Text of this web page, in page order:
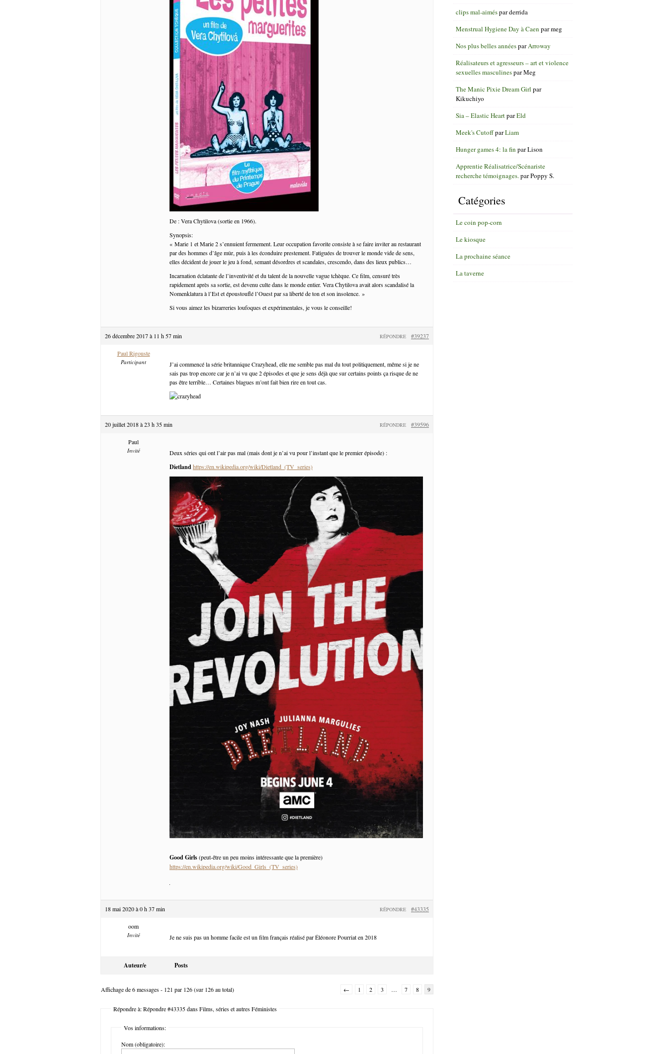
De : Vera Chytilova (sortie en 1966).
Synopsis:
« Marie 1 et Marie 2 s’ennuient fermement. Leur occupation favorite consiste à se faire inviter au restaurant
par des hommes d’âge mûr, puis à les éconduire prestement. Fatiguées de trouver le monde vide de sens,
elles décident de jouer le jeu à fond, semant désordres et scandales, crescendo, dans des lieux publics…
Incarnation éclatante de l’inventivité et du talent de la nouvelle vague tchèque. Ce film, censuré très
rapidement après sa sortie, est devenu culte dans le monde entier. Vera Chytilova avait alors scandalisé la
Nomenklatura à l’Est et époustouflé l’Ouest par sa liberté de ton et son insolence. »
Si vous aimez les bizarreries loufoques et expérimentales, je vous le conseille!
26 décembre 2017 à 11 h 57 min #39237
RÉPONDRE
Paul Rigouste
Participant
J’ai commencé la série britannique Crazyhead, elle me semble pas mal du tout politiquement, même si je ne
sais pas trop encore car je n’ai vu que 2 épisodes et que je sens déjà que sur certains points ça risque de ne
pas être terrible… Certaines blagues m’ont fait bien rire en tout cas.
20 juillet 2018 à 23 h 35 min #39596
RÉPONDRE
Paul
Invité Deux séries qui ont l’air pas mal (mais dont je n’ai vu pour l’instant que le premier épisode) :
Dietlandhttps://en.wikipedia.org/wiki/Dietland_(TV_series)
Good Girls(peut-être un peu moins intéressante que la première)
https://en.wikipedia.org/wiki/Good_Girls_(TV_series)
18 mai 2020 à 0 h 37 min #43335
RÉPONDRE
oom
Invité Je ne suis pas un homme facile est un film français réalisé par Éléonore Pourriat en 2018
Auteur/e Posts
Affichage de 6 messages - 121 par 126 (sur 126 au total) ← 1 2 3 … 7 8 9
Répondre à: Répondre #43335 dans Films, séries et autres Féministes
Vos informations:
Nom (obligatoire):
clips mal-aimésparderrida
Menstrual Hygiene Day à Caen parmeg
Nos plus belles annéesparArroway
Réalisateurs et agresseurs – art et violence
sexuelles masculinesparMeg
The Manic Pixie Dream Girl par
Kikuchiyo
Sia – Elastic HeartparEld
Meek's CutoffparLiam
Hunger games 4: la fin parLison
Apprentie Réalisatrice/Scénariste
recherche témoignages. parPoppy S.
Catégories
Le coin pop-corn
Le kiosque
La prochaine séance
La taverne